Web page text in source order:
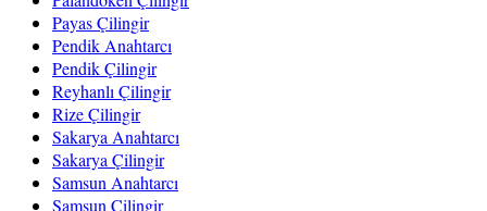
Payas Çilingir
Pendik Anahtarcı
Pendik Çilingir
Reyhanlı Çilingir
Rize Çilingir
Sakarya Anahtarcı
Sakarya Çilingir
Samsun Anahtarcı
Samsun Çilingir